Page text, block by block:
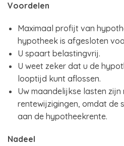
Voordelen
Maximaal profijt van
hypotheek is afgesloten
U spaart belastingvrij.
U weet zeker dat u de
looptijd kunt aflossen.
Uw maandelijkse lasten
rentewijzigingen, omdat de
aan de hypotheekrente.
Nadeel